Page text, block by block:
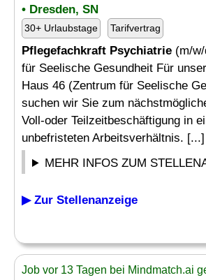
• Dresden, SN
30+ Urlaubstage Tarifvertrag
Pflegefachkraft Psychiatrie (m/
für Seelische Gesundheit Für
Haus 46 (Zentrum für Seelische
suchen wir Sie zum
Voll-oder Teilzeitbeschäftigung in
unbefristeten Arbeitsverhältnis. [...]
MEHR INFOS ZUM
▶ Zur Stellenanzeige
Job vor 13 Tagen bei Mindmatch.ai